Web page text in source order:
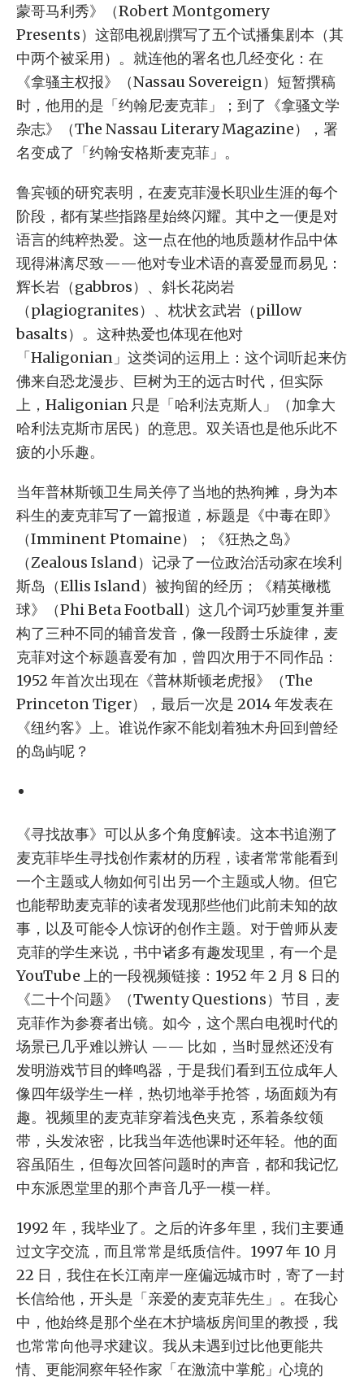
蒙哥马利秀》（Robert Montgomery
Presents）这部电视剧撰写了五个试播集剧本（其
中两个被采用）。就连他的署名也几经变化：在
《拿骚主权报》（Nassau Sovereign）短暂撰稿
时，他用的是「约翰尼·麦克菲」；到了《拿骚文学
杂志》（The Nassau Literary Magazine），署
名变成了「约翰·安格斯·麦克菲」。
鲁宾顿的研究表明，在麦克菲漫长职业生涯的每个
阶段，都有某些指路星始终闪耀。其中之一便是对
语言的纯粹热爱。这一点在他的地质题材作品中体
现得淋漓尽致——他对专业术语的喜爱显而易见：
辉长岩（gabbros）、斜长花岗岩
（plagiogranites）、枕状玄武岩（pillow
basalts）。这种热爱也体现在他对
「Haligonian」这类词的运用上：这个词听起来仿
佛来自恐龙漫步、巨树为王的远古时代，但实际
上，Haligonian 只是「哈利法克斯人」（加拿大
哈利法克斯市居民）的意思。双关语也是他乐此不
疲的小乐趣。
当年普林斯顿卫生局关停了当地的热狗摊，身为本
科生的麦克菲写了一篇报道，标题是《中毒在即》
（Imminent Ptomaine）；《狂热之岛》
（Zealous Island）记录了一位政治活动家在埃利
斯岛（Ellis Island）被拘留的经历；《精英橄榄
球》（Phi Beta Football）这几个词巧妙重复并重
构了三种不同的辅音发音，像一段爵士乐旋律，麦
克菲对这个标题喜爱有加，曾四次用于不同作品：
1952 年首次出现在《普林斯顿老虎报》（The
Princeton Tiger），最后一次是 2014 年发表在
《纽约客》上。谁说作家不能划着独木舟回到曾经
的岛屿呢？
《寻找故事》可以从多个角度解读。这本书追溯了
麦克菲毕生寻找创作素材的历程，读者常常能看到
一个主题或人物如何引出另一个主题或人物。但它
也能帮助麦克菲的读者发现那些他们此前未知的故
事，以及可能令人惊讶的创作主题。对于曾师从麦
克菲的学生来说，书中诸多有趣发现里，有一个是
YouTube 上的一段视频链接：1952 年 2 月 8 日的
《二十个问题》（Twenty Questions）节目，麦
克菲作为参赛者出镜。如今，这个黑白电视时代的
场景已几乎难以辨认 —— 比如，当时显然还没有
发明游戏节目的蜂鸣器，于是我们看到五位成年人
像四年级学生一样，热切地举手抢答，场面颇为有
趣。视频里的麦克菲穿着浅色夹克，系着条纹领
带，头发浓密，比我当年选他课时还年轻。他的面
容虽陌生，但每次回答问题时的声音，都和我记忆
中东派恩堂里的那个声音几乎一模一样。
1992 年，我毕业了。之后的许多年里，我们主要通
过文字交流，而且常常是纸质信件。1997 年 10 月
22 日，我住在长江南岸一座偏远城市时，寄了一封
长信给他，开头是「亲爱的麦克菲先生」。在我心
中，他始终是那个坐在木护墙板房间里的教授，我
也常常向他寻求建议。我从未遇到过比他更能共
情、更能洞察年轻作家「在激流中掌舵」心境的